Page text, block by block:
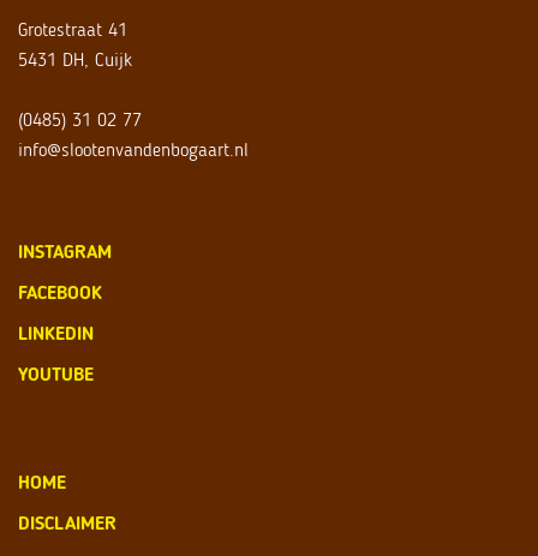
Grotestraat 41
5431 DH, Cuijk
(0485) 31 02 77
info@slootenvandenbogaart.nl
INSTAGRAM
FACEBOOK
LINKEDIN
YOUTUBE
HOME
DISCLAIMER